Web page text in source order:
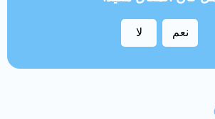
نعم لا